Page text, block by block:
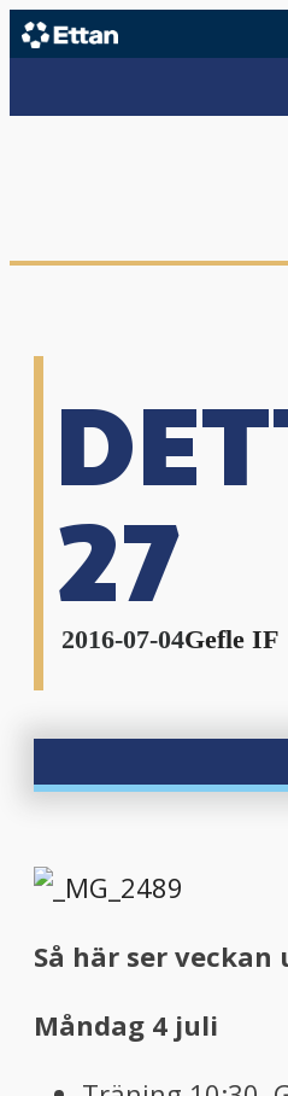
27
2016-07-04Gefle IF
Så här ser veckan
Måndag 4 juli